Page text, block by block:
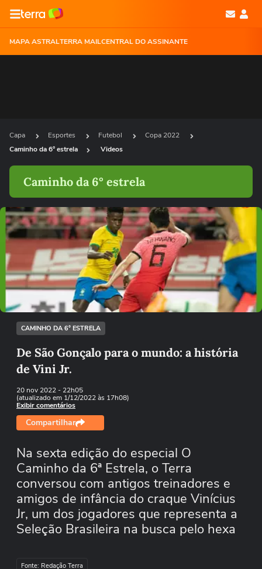
MAPA ASTRALTERRA MAILCENTRAL DO ASSINANTE
Capa Esportes Futebol
Copa 2022
Caminho da 6° estrela
Videos
Caminho da 6° estrela
Ops!
Não foi possível reproduzir o vídeo
Tentar novamente
CAMINHO DA 6° ESTRELA
De São Gonçalo para o mundo: a história
de Vini Jr.
20 nov 2022- 22h05
(atualizado em 1/12/2022 às 17h08)
Exibir comentários
Compartilhar
Na sexta edição do especial O
Caminho da 6ª Estrela, o Terra
conversou com antigos treinadores e
amigos de infância do craque Vinícius
Jr, um dos jogadores que representa a
Seleção Brasileira na busca pelo hexa
Fonte: Redação Terra